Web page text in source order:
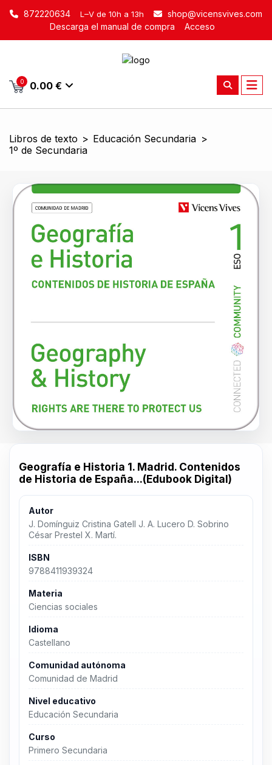
872220634 L–V de 10h a 13h
shop@vicensvives.com
Descarga el manual de compra
Acceso
0 0.00 €
Libros de texto > Educación Secundaria >
1º de Secundaria
Geografía e Historia 1. Madrid. Contenidos
de Historia de España...(Edubook Digital)
Autor
J. Domínguiz Cristina Gatell J. A. Lucero D. Sobrino
César Prestel X. Martí.
ISBN
9788411939324
Materia
Ciencias sociales
Idioma
Castellano
Comunidad autónoma
Comunidad de Madrid
Nivel educativo
Educación Secundaria
Curso
Primero Secundaria